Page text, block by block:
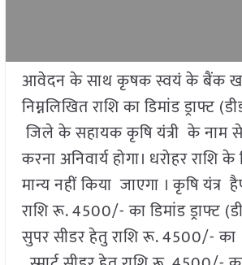
आवेदन के साथ कृषक स्वयं के बैंक
निम्नलिखित राशि का डिमांड ड्राफ्ट
जिले के सहायक कृषि यंत्री के नाम
करना अनिवार्य होगा। धरोहर राशि
मान्य नहीं किया जाएगा । कृषि यंत्र
राशि रू. 4500/- का डिमांड ड्राफ्ट
सुपर सीडर हेतु राशि रू. 4500/- का